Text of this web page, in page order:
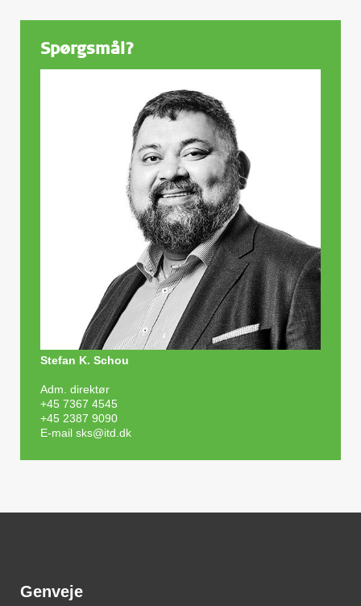
Spørgsmål?
Stefan K. Schou
Adm. direktør
+45 7367 4545
+45 2387 9090
E-mail sks@itd.dk
Genveje